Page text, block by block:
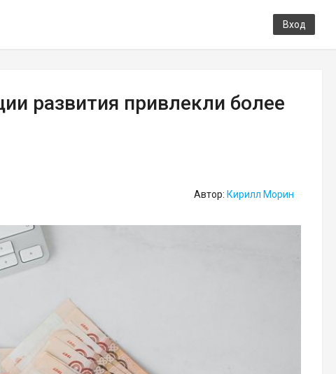
Вход
развития привлекли более
Автор: Кирилл Морин